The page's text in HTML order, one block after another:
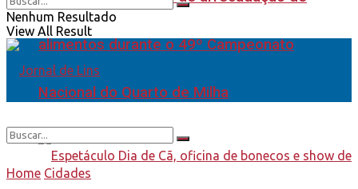
alimentos durante o 49º Campeonato
Nacional do Quarto de Milha
Nenhum Resultado
View All Result
Home Cidades